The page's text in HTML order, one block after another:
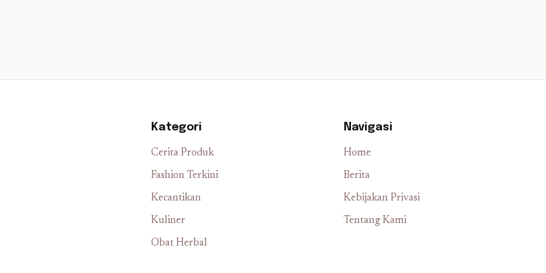
Kategori
Cerita Produk
Fashion Terkini
Kecantikan
Kuliner
Obat Herbal
Navigasi
Home
Berita
Kebijakan Privasi
Tentang Kami